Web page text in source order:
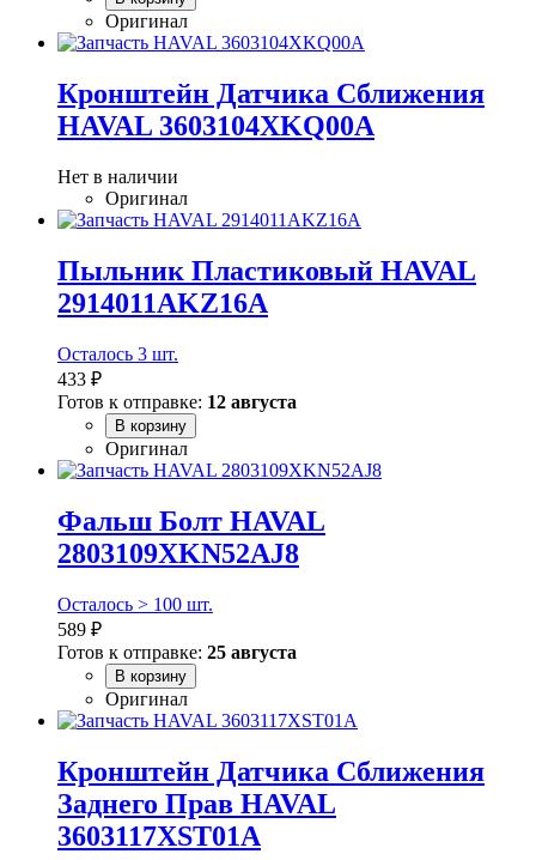
Оригинал
Кронштейн Датчика Сближения
HAVAL 3603104XKQ00A
Нет в наличии
Оригинал
Пыльник Пластиковый HAVAL
2914011AKZ16A
Осталось 3 шт.
433 ₽
Готов к отправке: 12 августа
В корзину
Оригинал
Фальш Болт HAVAL
2803109XKN52AJ8
Осталось > 100 шт.
589 ₽
Готов к отправке: 25 августа
В корзину
Оригинал
Кронштейн Датчика Сближения
Заднего Прав HAVAL
3603117XST01A